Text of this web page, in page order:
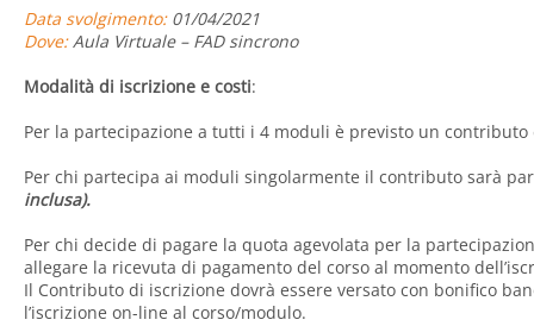
Data svolgimento:01/04/2021
Dove:Aula Virtuale – FAD sincrono
Modalità di iscrizione e costi:
Per la partecipazione a tutti i 4 moduli è previsto un
Per chi partecipa ai moduli singolarmente il contributo sarà
inclusa).
Per chi decide di pagare la quota agevolata per la
allegare la ricevuta di pagamento del corso al momento
Il Contributo di iscrizione dovrà essere versato con bonifico
l’iscrizione on-line al corso/modulo.